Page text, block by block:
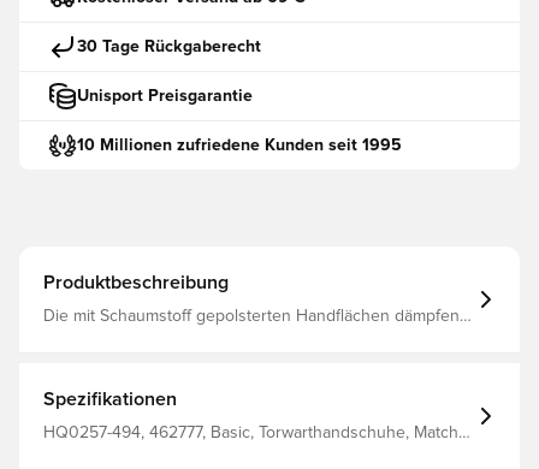
30 Tage Rückgaberecht
Unisport Preisgarantie
10 Millionen zufriedene Kunden seit 1995
Produktbeschreibung
Die mit Schaumstoff gepolsterten Handflächen dämpfen
Luftzirkulation unterstützen, bleiben deine Hände
angenehm kühl.
Spezifikationen
HQ0257-494, 462777, Basic, Torwarthandschuhe, Match,